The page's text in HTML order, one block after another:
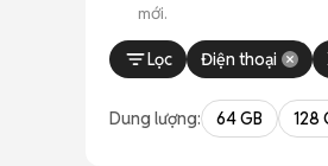
mới.
Đa dạng người bán: Bạn
Tiết kiệm thời gian: Quy
Lọc Điện thoại
Dung lượng: 64 GB 128